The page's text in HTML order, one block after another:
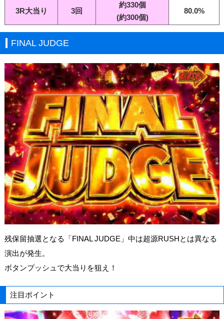
3R大当り 3回
約330個
(約300個)
80.0%
FINAL JUDGE
残保留抽選となる「FINAL JUDGE」中は超源RUSHとは異なる
演出が発生。
ボタンプッシュで大当りを狙え！
注目ポイント